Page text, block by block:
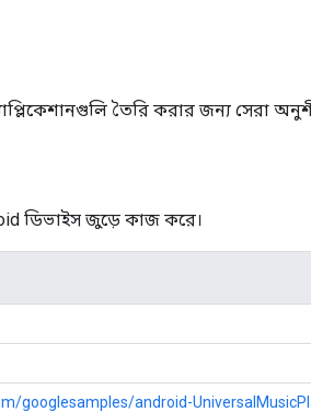
তৈরি করার জন্য সেরা
ডিভাইস জুড়ে কাজ করে।
googlesamples/android-